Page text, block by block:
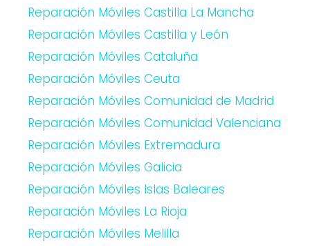
Reparación Móviles Castilla La Mancha
Reparación Móviles Castilla y León
Reparación Móviles Cataluña
Reparación Móviles Ceuta
Reparación Móviles Comunidad de Madrid
Reparación Móviles Comunidad Valenciana
Reparación Móviles Extremadura
Reparación Móviles Galicia
Reparación Móviles Islas Baleares
Reparación Móviles La Rioja
Reparación Móviles Melilla